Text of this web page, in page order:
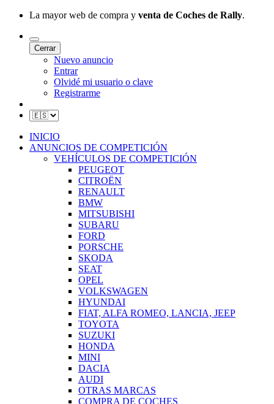
La mayor web de compra y venta de Coches de Rally.
Cerrar
Nuevo anuncio
Entrar
Olvidé mi usuario o clave
Registrarme
INICIO
ANUNCIOS DE COMPETICIÓN
VEHÍCULOS DE COMPETICIÓN
PEUGEOT
CITROËN
RENAULT
BMW
MITSUBISHI
SUBARU
FORD
PORSCHE
SKODA
SEAT
OPEL
VOLKSWAGEN
HYUNDAI
FIAT, ALFA ROMEO, LANCIA, JEEP
TOYOTA
SUZUKI
HONDA
MINI
DACIA
AUDI
OTRAS MARCAS
COMPRA DE COCHES